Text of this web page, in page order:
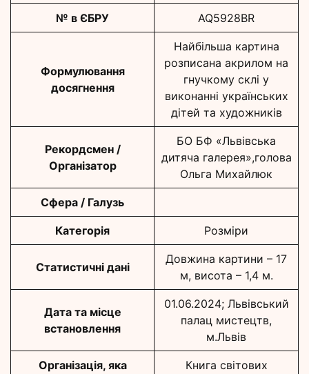
№ в ЄБРУ AQ5928BR
Формулювання
досягнення
Найбільша картина
розписана акрилом на
гнучкому склі у
виконанні українських
дітей та художників
Рекордсмен /
Організатор
БО БФ «Львівська
дитяча галерея»,голова
Ольга Михайлюк
Сфера / Галузь
Категорія Розміри
Статистичні дані
Довжина картини – 17
м, висота – 1,4 м.
Дата та місце
встановлення
01.06.2024; Львівський
палац мистецтв,
м.Львів
Організація, яка
Книга світових